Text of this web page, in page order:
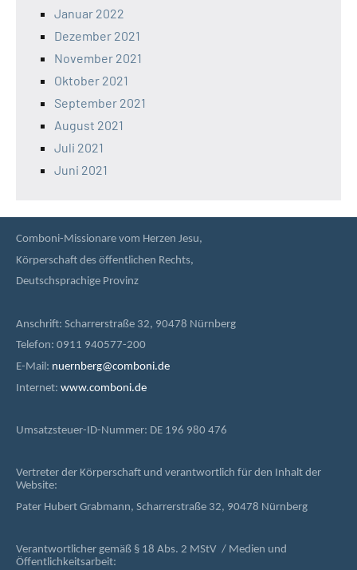
Januar 2022
Dezember 2021
November 2021
Oktober 2021
September 2021
August 2021
Juli 2021
Juni 2021
Comboni-Missionare vom Herzen Jesu,
Körperschaft des öffentlichen Rechts,
Deutschsprachige Provinz
Anschrift: Scharrerstraße 32, 90478 Nürnberg
Telefon: 0911 940577-200
E-Mail: nuernberg@comboni.de
Internet: www.comboni.de
Umsatzsteuer-ID-Nummer: DE 196 980 476
Vertreter der Körperschaft und verantwortlich für den Inhalt der
Website:
Pater Hubert Grabmann, Scharrerstraße 32, 90478 Nürnberg
Verantwortlicher gemäß § 18 Abs. 2 MStV / Medien und
Öffentlichkeitsarbeit: